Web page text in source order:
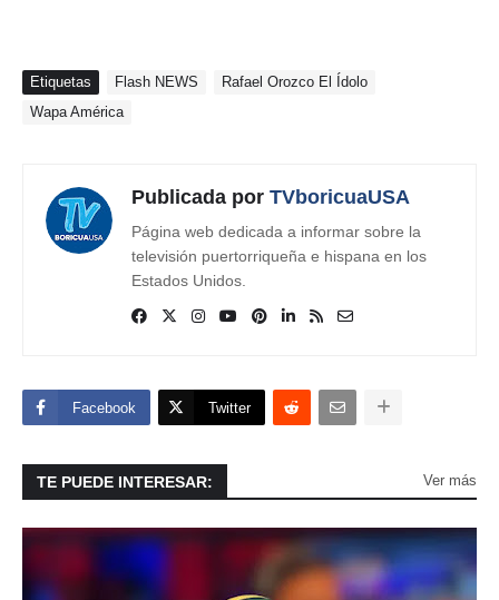
Etiquetas Flash NEWS
Rafael Orozco El Ídolo
Wapa América
Publicada por TVboricuaUSA
Página web dedicada a informar sobre la
televisión puertorriqueña e hispana en los
Estados Unidos.
Facebook Twitter
TE PUEDE INTERESAR: Ver más